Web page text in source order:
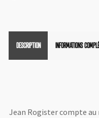
DESCRIPTION INFORMATIONS
Jean Rogister compte